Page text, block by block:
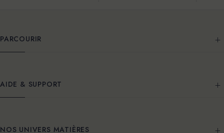
PARCOURIR
AIDE & SUPPORT
NOS UNIVERS MATIÈRES